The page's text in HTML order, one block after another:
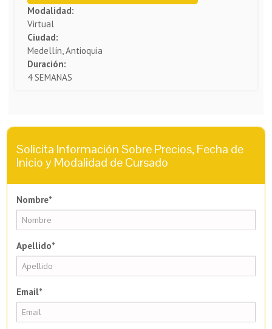
Modalidad:
Virtual
Ciudad:
Medellín, Antioquia
Duración:
4 SEMANAS
Solicita Información Sobre Precios, Fecha de
Inicio y Modalidad de Cursado
Nombre*
Apellido*
Email*